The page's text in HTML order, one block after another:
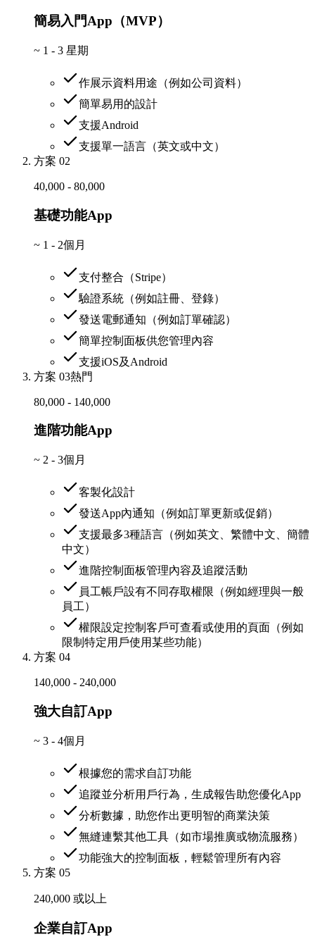
簡易入門App（MVP）
~ 1 - 3 星期
作展示資料用途（例如公司資料）
簡單易用的設計
支援Android
支援單一語言（英文或中文）
方案 02
40,000 - 80,000
基礎功能App
~ 1 - 2個月
支付整合（Stripe）
驗證系統（例如註冊、登錄）
發送電郵通知（例如訂單確認）
簡單控制面板供您管理內容
支援iOS及Android
方案 03熱門
80,000 - 140,000
進階功能App
~ 2 - 3個月
客製化設計
發送App內通知（例如訂單更新或促銷）
支援最多3種語言（例如英文、繁體中文、簡體
中文）
進階控制面板管理內容及追蹤活動
員工帳戶設有不同存取權限（例如經理與一般
員工）
權限設定控制客戶可查看或使用的頁面（例如
限制特定用戶使用某些功能）
方案 04
140,000 - 240,000
強大自訂App
~ 3 - 4個月
根據您的需求自訂功能
追蹤並分析用戶行為，生成報告助您優化App
分析數據，助您作出更明智的商業決策
無縫連繫其他工具（如市場推廣或物流服務）
功能強大的控制面板，輕鬆管理所有內容
方案 05
240,000 或以上
企業自訂App